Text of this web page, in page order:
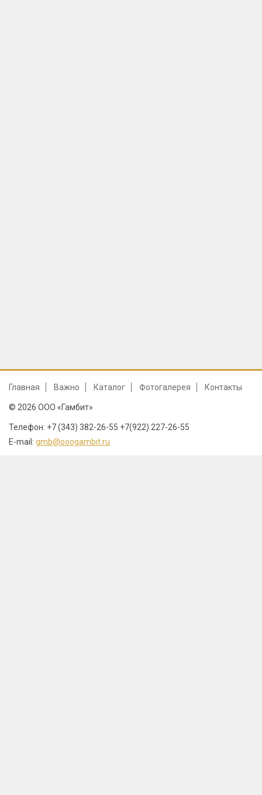
Главная Важно Каталог Фотогалерея Контакты
© 2026 ООО «Гамбит»
Телефон: +7 (343) 382-26-55 +7(922) 227-26-55
E-mail: gmb@ooogambit.ru